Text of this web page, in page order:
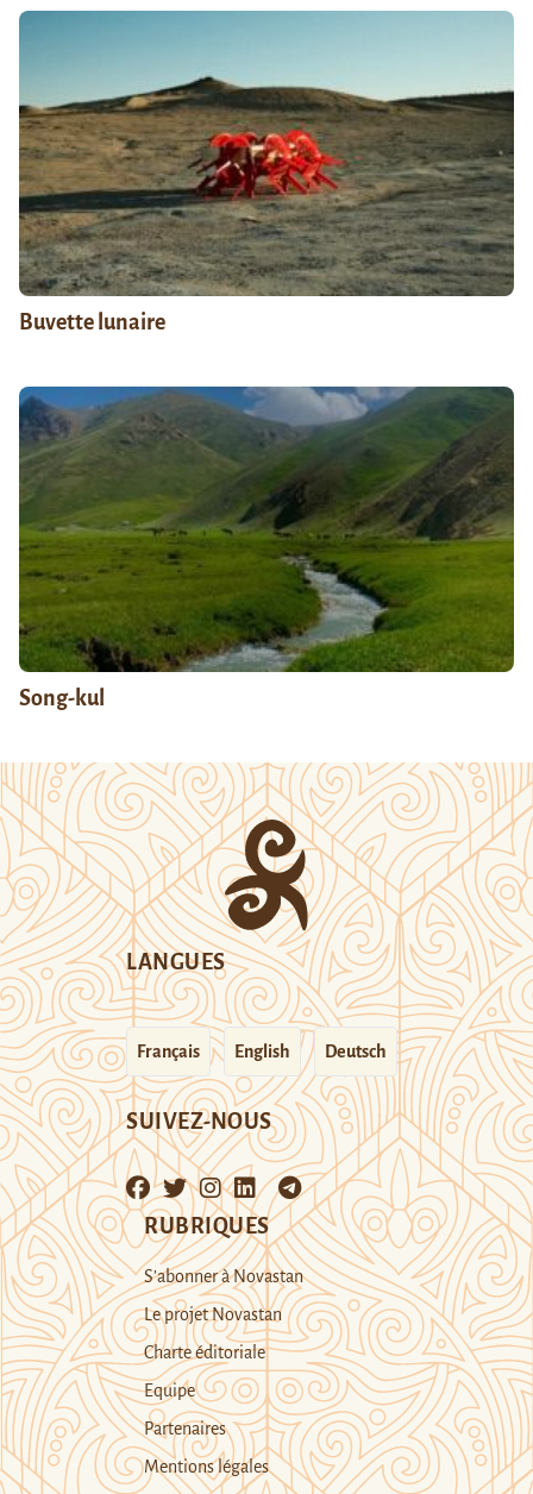
Buvette lunaire
Song-kul
LANGUES
Français English Deutsch
SUIVEZ-NOUS
RUBRIQUES
S’abonner à Novastan
Le projet Novastan
Charte éditoriale
Equipe
Partenaires
Mentions légales